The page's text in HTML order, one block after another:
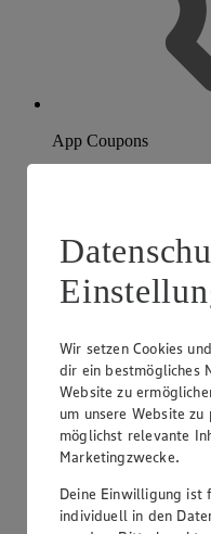
App Coupons
Wir setzen Cookies
dir ein bestmögliches
Website zu
um unsere Website
möglichst relevante
Marketingzwecke.
Deine Einwilligung ist
individuell in den